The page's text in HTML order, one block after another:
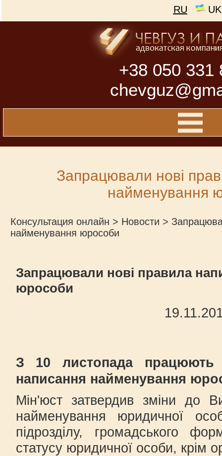
RU UK
+38 050 331
Запрацювали нові
найменування
Консультация онлайн > Новости >
найменування юрособи
Запрацювали нові правила
юрособи
З 10 листопада
написання найменування
Мін'юст затвердив зміни до
найменування юридичної
підрозділу, громадського
статусу юридичної особи, крім